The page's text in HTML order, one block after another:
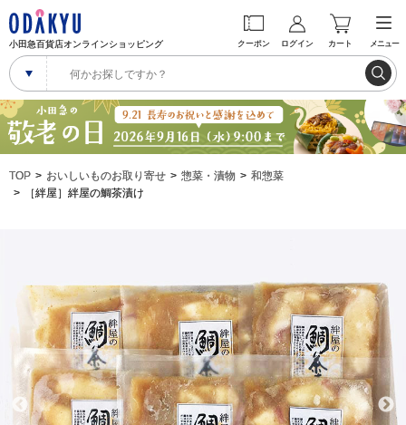
小田急百貨店オンラインショッピング クーポン ログイン カート メニュー
TOP おいしいものお取り寄せ 惣菜・漬物
和惣菜
［絆屋］絆屋の鯛茶漬け